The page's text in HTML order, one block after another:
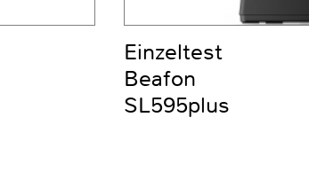
Einzeltest
Beafon
SL595plus